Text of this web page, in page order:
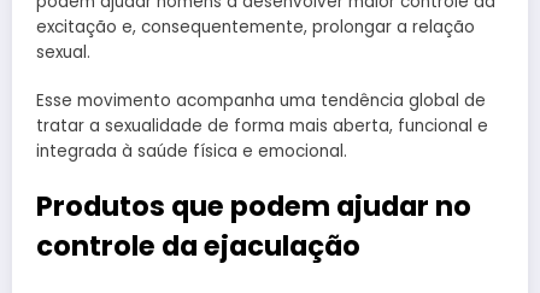
excitação e, consequentemente, prolongar a relação
sexual.
Esse movimento acompanha uma tendência global de
tratar a sexualidade de forma mais aberta, funcional e
integrada à saúde física e emocional.
Produtos que podem ajudar no
controle da ejaculação